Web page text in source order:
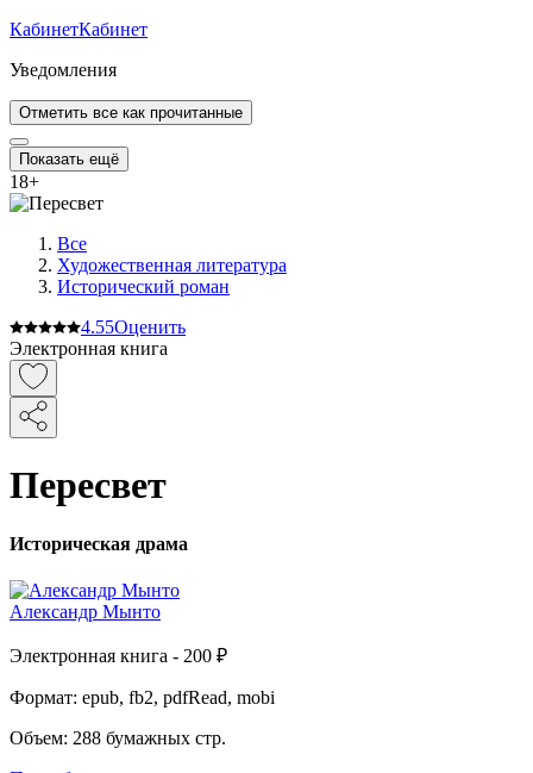
КабинетКабинет
Уведомления
Отметить все как прочитанные
Показать ещё
18+
Все
Художественная литература
Исторический роман
4.55Оценить
Электронная книга
Пересвет
Историческая драма
Александр Мынто
Электронная книга - 200 ₽
Формат: epub, fb2, pdfRead, mobi
Объем: 288 бумажных стр.